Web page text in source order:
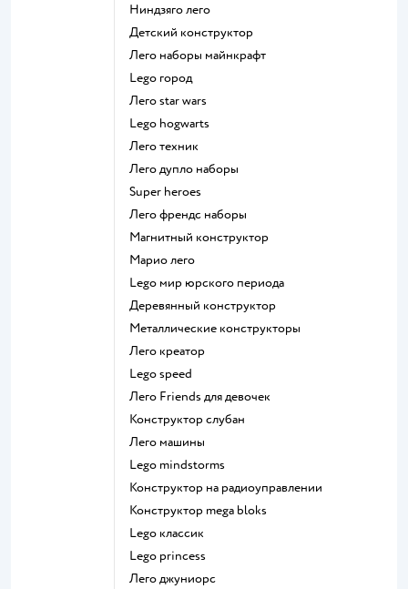
Ниндзяго лего
Детский конструктор
Лего наборы майнкрафт
Lego город
Лего star wars
Lego hogwarts
Лего техник
Лего дупло наборы
Super heroes
Лего френдс наборы
Магнитный конструктор
Марио лего
Lego мир юрского периода
Деревянный конструктор
Металлические конструкторы
Лего креатор
Lego speed
Лего Friends для девочек
Конструктор слубан
Лего машины
Lego mindstorms
Конструктор на радиоуправлении
Конструктор mega bloks
Lego классик
Lego princess
Лего джуниорс